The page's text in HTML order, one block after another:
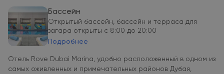
Бассейн
Открытый бассейн, бассейн и терраса для
загара открыты с 8:00 до 20:00
Подробнее
Отель Rove Dubai Marina, удобно расположенный в одном из
самых оживленных и примечательных районов Дубая,